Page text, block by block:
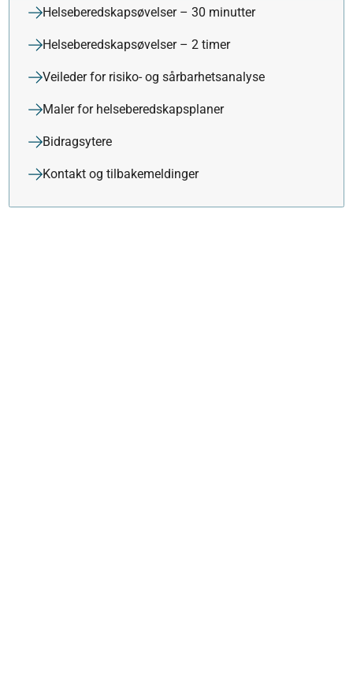
Helseberedskapsøvelser – 30 minutter
Helseberedskapsøvelser – 2 timer
Veileder for risiko- og sårbarhetsanalyse
Maler for helseberedskapsplaner
Bidragsytere
Kontakt og tilbakemeldinger